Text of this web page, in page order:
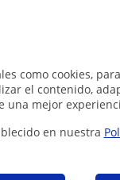
como cookies,
el contenido,
una mejor
en nuestra
pueden